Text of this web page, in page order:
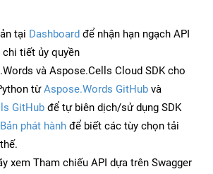
tại Dashboard để nhận hạn ngạch API
chi tiết ủy quyền
và Aspose.Cells Cloud SDK cho
từAspose.Words GitHub và
GitHub để tự biên dịch/sử dụng SDK
Bản phát hành để biết các tùy chọn tải
xem Tham chiếu API dựa trên Swagger